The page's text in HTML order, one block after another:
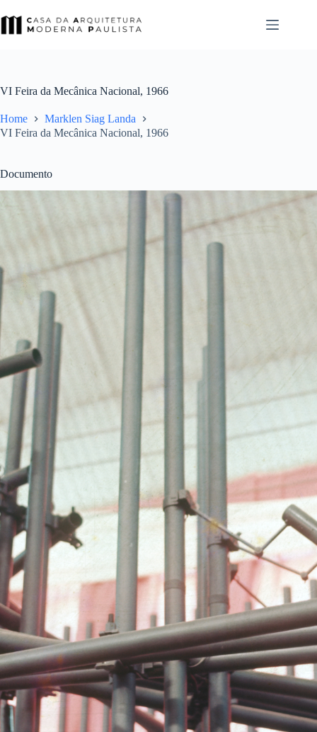
para
VI Feira da Mecânica Nacional, 1966
Home
Marklen Siag Landa
VI Feira da Mecânica Nacional, 1966
Documento